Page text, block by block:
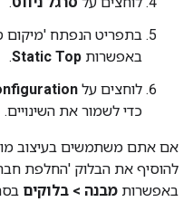
בתפריט הנפתח 'מיקום
באפשרות Static Top
.
לוחצים על
כדי לשמור את השינויים.
אם אתם משתמשים בעיצוב
להוסיף את הבלוק 'החלפת
באפשרות מבנה > בלוקים